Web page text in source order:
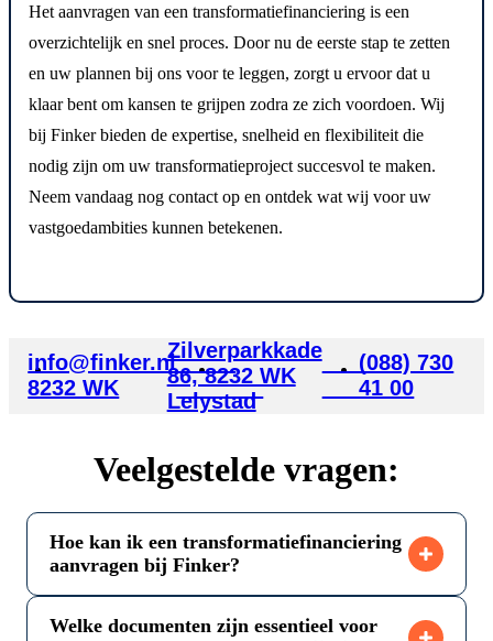
Het aanvragen van een transformatiefinanciering is een
overzichtelijk en snel proces. Door nu de eerste stap te zetten
en uw plannen bij ons voor te leggen, zorgt u ervoor dat u
klaar bent om kansen te grijpen zodra ze zich voordoen. Wij
bij Finker bieden de expertise, snelheid en flexibiliteit die
nodig zijn om uw transformatieproject succesvol te maken.
Neem vandaag nog contact op en ontdek wat wij voor uw
vastgoedambities kunnen betekenen.
info@finker.nl
8232 WK
Email
Address
Zilverparkkade
86, 8232 WK
Lelystad
Office
Address
(088) 730
41 00
Veelgestelde vragen:
Hoe kan ik een transformatiefinanciering
aanvragen bij Finker?
De aanvraag voor een transformatiefinanciering bij
Finker is eenvoudig en snel. U start door direct contact
Welke documenten zijn essentieel voor